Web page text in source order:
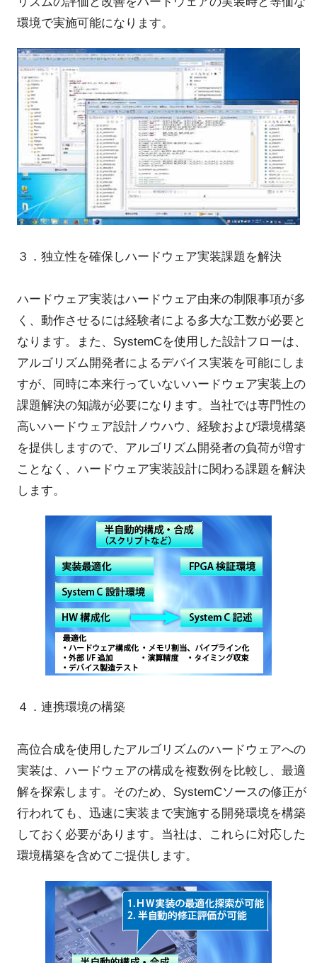
環境で実施可能になります。
３．独立性を確保しハードウェア実装課題を解決
ハードウェア実装はハードウェア由来の制限事項が多
く、動作させるには経験者による多大な工数が必要と
なります。また、SystemCを使用した設計フローは、
アルゴリズム開発者によるデバイス実装を可能にしま
すが、同時に本来行っていないハードウェア実装上の
課題解決の知識が必要になります。当社では専門性の
高いハードウェア設計ノウハウ、経験および環境構築
を提供しますので、アルゴリズム開発者の負荷が増す
ことなく、ハードウェア実装設計に関わる課題を解決
します。
４．連携環境の構築
高位合成を使用したアルゴリズムのハードウェアへの
実装は、ハードウェアの構成を複数例を比較し、最適
解を探索します。そのため、SystemCソースの修正が
行われても、迅速に実装まで実施する開発環境を構築
しておく必要があります。当社は、これらに対応した
環境構築を含めてご提供します。